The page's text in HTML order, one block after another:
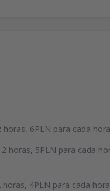
6PLN para cada
horas, 5PLN para cada
4PLN para cada